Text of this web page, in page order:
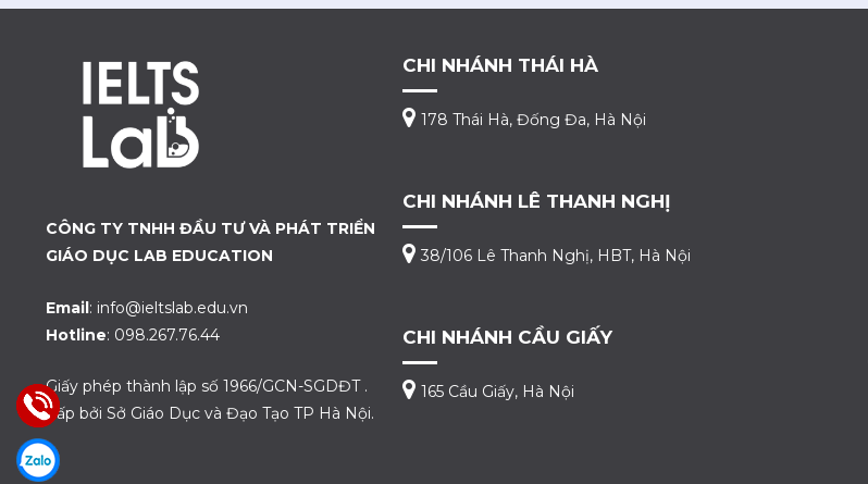
CÔNG TY TNHH ĐẦU TƯ VÀ PHÁT TRIỂN
GIÁO DỤC LAB EDUCATION
Email: info@ieltslab.edu.vn
Hotline: 098.267.76.44
Giấy phép thành lập số 1966/GCN-SGDĐT .
Cấp bởi Sở Giáo Dục và Đạo Tạo TP Hà Nội.
CHI NHÁNH THÁI HÀ
178 Thái Hà, Đống Đa, Hà Nội
CHI NHÁNH LÊ THANH NGHỊ
38/106 Lê Thanh Nghị, HBT, Hà Nội
CHI NHÁNH CẦU GIẤY
165 Cầu Giấy, Hà Nội